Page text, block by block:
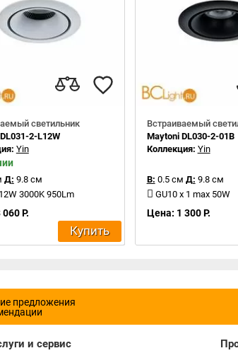
светильник
2-L12W
Yin
Д: 9.8 см
3000K 950Lm
Р.
Купить
Встраиваемый
Maytoni DL030-2-01B
Коллекция: Yin
В: 0.5 см Д: 9.8 см
GU10 x 1 max 50W
Цена: 1 300 Р.
предложения
и сервис